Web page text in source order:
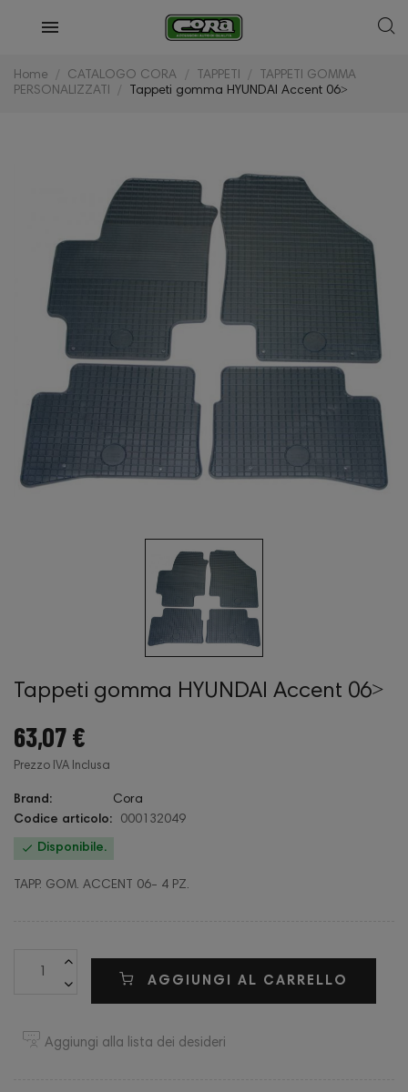
Home CATALOGO CORA TAPPETI
TAPPETI GOMMA
PERSONALIZZATI
Tappeti gomma HYUNDAI Accent 06˃
Tappeti gomma HYUNDAI Accent 06˃
63,07 €
Prezzo IVA Inclusa
Brand:
Cora
Codice articolo:
000132049
 Disponibile.
TAPP. GOM. ACCENT 06- 4 PZ.
AGGIUNGI AL CARRELLO
Aggiungi alla lista dei desideri